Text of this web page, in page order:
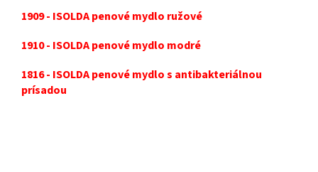
1909 - ISOLDA penové mydlo ružové
1910 - ISOLDA penové mydlo modré
1816 - ISOLDA penové mydlo s antibakteriálnou
prísadou